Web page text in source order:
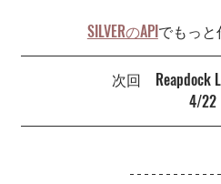
SILVERのAPIでもっと
次回　Reapdock
4/22